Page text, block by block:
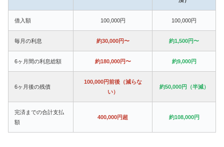
借入額 100,000円 100,000円
毎月の利息 約30,000円〜 約1,500円〜
6ヶ月間の利息総額 約180,000円〜 約9,000円
6ヶ月後の残債
100,000円前後（減らな
い）
約50,000円（半減）
完済までの合計支払
額
400,000円超 約108,000円